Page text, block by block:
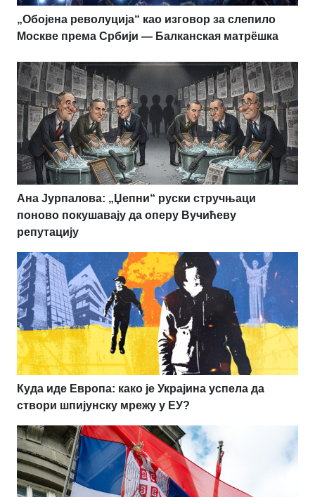
„Обојена револуција“ као изговор за слепило
Москве према Србији — Балканская матрёшка
Ана Јурпалова: „Џепни“ руски стручњаци
поново покушавају да оперу Вучићеву
репутацију
Куда иде Европа: како је Украјина успела да
створи шпијунску мрежу у ЕУ?